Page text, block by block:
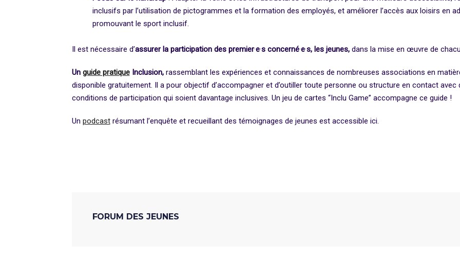
inclusifs par l’utilisation de pictogrammes et la formation des employés, et améliorer l’accès aux loisirs en
promouvant le sport inclusif.
Il est nécessaire d’assurer la participation des premier·e·s concerné·e·s, les jeunes,dans la mise en œuvre de
Un guide pratiqueInclusion, rassemblant les expériences et connaissances de nombreuses associations en
disponible gratuitement. Il a pour objectif d’accompagner et d’outiller toute personne ou structure en contact avec
conditions de participation qui soient davantage inclusives. Un jeu de cartes “Inclu Game” accompagne ce guide !
Un podcastrésumant l’enquête et recueillant des témoignages de jeunes est accessible ici.
FORUM DES JEUNES